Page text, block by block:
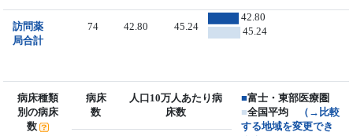
訪問薬
局合計
74 42.80 45.24
42.80
45.24
病床種類
別の病床
数
病床
数
人口10万人あたり病
床数
■富士・東部医療圏
■全国平均
（→比較
する地域を変更でき